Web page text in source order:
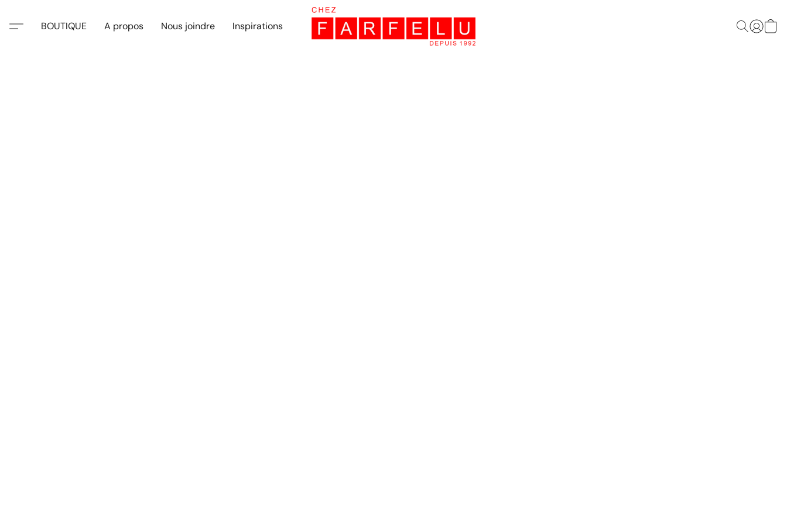
BOUTIQUE A propos Nous joindre Inspirations